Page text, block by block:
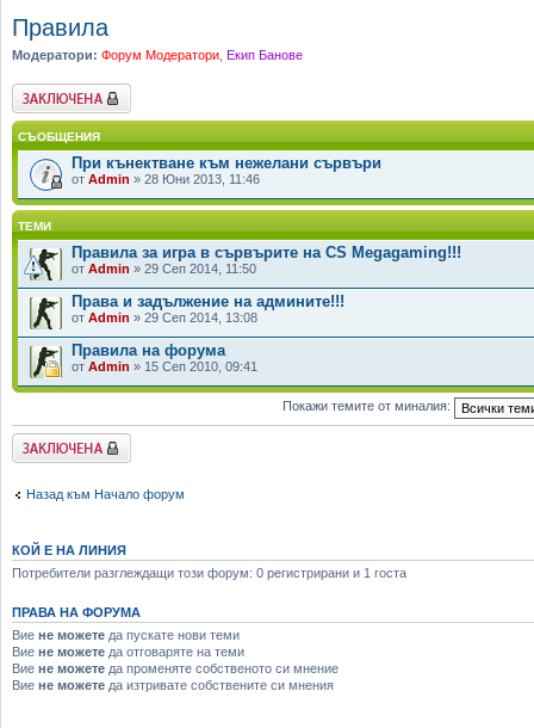
Правила
Модератори: Форум Модератори Екип Банове
Заключен форум
СЪОБЩЕНИЯ
При кънектване към нежелани сървъри
от Admin » 28 Юни 2013, 11:46
ТЕМИ
Правила за игра в сървърите на CS Megagaming!!!
от Admin » 29 Сеп 2014, 11:50
Права и задължение на админите!!!
от Admin » 29 Сеп 2014, 13:08
Правила на форума
от Admin » 15 Сеп 2010, 09:41
Покажи темите от миналия:
Заключен форум
Назад към Начало форум
КОЙ Е НА ЛИНИЯ
Потребители разглеждащи този форум: 0 регистрирани и 1 госта
ПРАВА НА ФОРУМА
Вие не можете да пускате нови теми
Вие не можете да отговаряте на теми
Вие не можете да променяте собственото си мнение
Вие не можете да изтривате собствените си мнения